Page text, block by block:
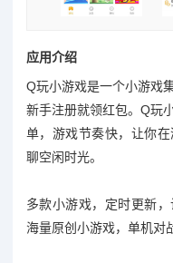
应用介绍
Q玩小游戏是一个小游戏
新手注册就领红包。Q玩
单，游戏节奏快，让你
聊空闲时光。
多款小游戏，定时更新
海量原创小游戏，单机对